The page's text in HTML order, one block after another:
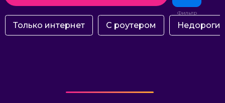
Только интернет С роутером Недорогие